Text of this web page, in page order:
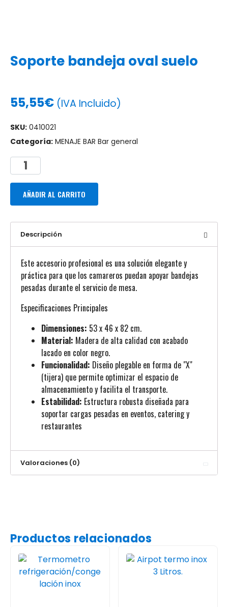
Soporte bandeja oval suelo
55,55€ (IVA Incluido)
SKU: 0410021
Categoría: MENAJE BAR Bar general
AÑADIR AL CARRITO
Descripción
Este accesorio profesional es una solución elegante y
práctica para que los camareros puedan apoyar bandejas
pesadas durante el servicio de mesa.
Especificaciones Principales
Dimensiones: 53 x 46 x 82 cm.
Material: Madera de alta calidad con acabado
lacado en color negro.
Funcionalidad: Diseño plegable en forma de "X"
(tijera) que permite optimizar el espacio de
almacenamiento y facilita el transporte.
Estabilidad: Estructura robusta diseñada para
soportar cargas pesadas en eventos, catering y
restaurantes
Valoraciones (0)
Productos relacionados